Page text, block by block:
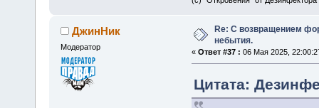
ДжинНик
Модератор
Re: С возвращением
небытия.
« Ответ #37 : 06 Мая 2025,
Цитата: